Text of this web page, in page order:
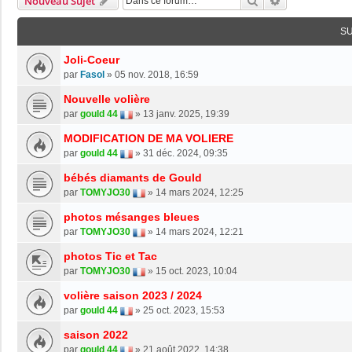
Joli-Coeur
par Fasol » 05 nov. 2018, 16:59
Nouvelle volière
par gould 44 » 13 janv. 2025, 19:39
MODIFICATION DE MA VOLIERE
par gould 44 » 31 déc. 2024, 09:35
bébés diamants de Gould
par TOMYJO30 » 14 mars 2024, 12:25
photos mésanges bleues
par TOMYJO30 » 14 mars 2024, 12:21
photos Tic et Tac
par TOMYJO30 » 15 oct. 2023, 10:04
volière saison 2023 / 2024
par gould 44 » 25 oct. 2023, 15:53
saison 2022
par gould 44 » 21 août 2022, 14:38